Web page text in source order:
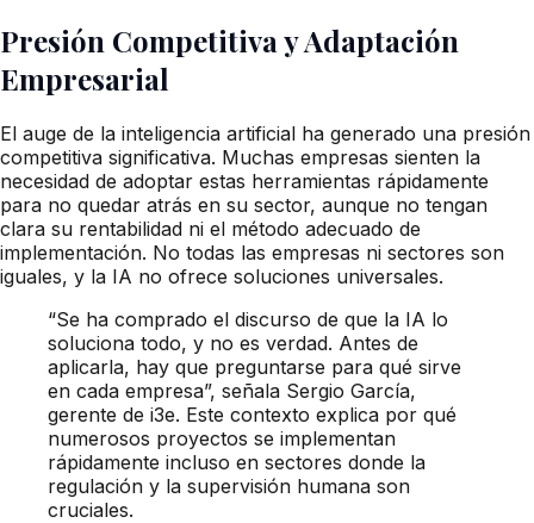
Presión Competitiva y Adaptación
Empresarial
El auge de la inteligencia artificial ha generado una presión
competitiva significativa. Muchas empresas sienten la
necesidad de adoptar estas herramientas rápidamente
para no quedar atrás en su sector, aunque no tengan
clara su rentabilidad ni el método adecuado de
implementación. No todas las empresas ni sectores son
iguales, y la IA no ofrece soluciones universales.
“Se ha comprado el discurso de que la IA lo
soluciona todo, y no es verdad. Antes de
aplicarla, hay que preguntarse para qué sirve
en cada empresa”, señala Sergio García,
gerente de i3e. Este contexto explica por qué
numerosos proyectos se implementan
rápidamente incluso en sectores donde la
regulación y la supervisión humana son
cruciales.